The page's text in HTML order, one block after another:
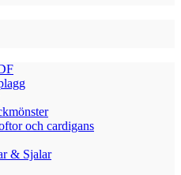
och cardigans
& Sjalar